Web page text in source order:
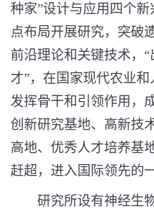
种家”设计与应用四个
点布局开展研究，突破
前沿理论和关键技术，
才”，在国家现代农业
发挥骨干和引领作用，
创新研究基地、高新技
高地、优秀人才培养基
赶超，进入国际领先的
研究所设有神经生